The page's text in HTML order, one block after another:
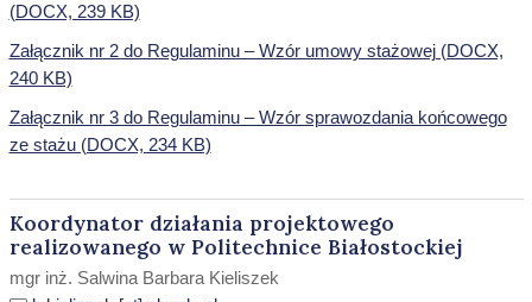
(DOCX, 239 KB)
Załącznik nr 2 do Regulaminu – Wzór umowy stażowej (DOCX,
240 KB)
Załącznik nr 3 do Regulaminu – Wzór sprawozdania końcowego
ze stażu (DOCX, 234 KB)
Koordynator działania projektowego
realizowanego w Politechnice Białostockiej
mgr inż. Salwina Barbara Kieliszek